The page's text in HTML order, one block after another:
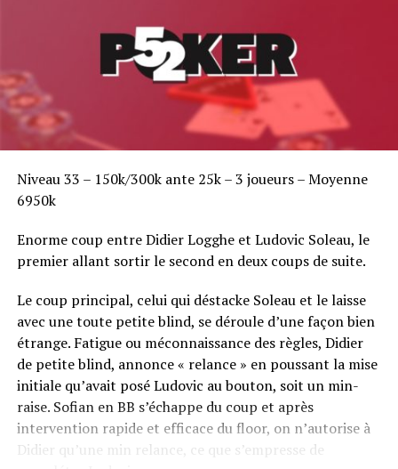
Niveau 33 – 150k/300k ante 25k – 3 joueurs – Moyenne
6950k
Enorme coup entre Didier Logghe et Ludovic Soleau, le
premier allant sortir le second en deux coups de suite.
Le coup principal, celui qui déstacke Soleau et le laisse
avec une toute petite blind, se déroule d’une façon bien
étrange. Fatigue ou méconnaissance des règles, Didier
de petite blind, annonce « relance » en poussant la mise
initiale qu’avait posé Ludovic au bouton, soit un min-
raise. Sofian en BB s’échappe du coup et après
intervention rapide et efficace du floor, on n’autorise à
Didier qu’une min relance, ce que s’empresse de